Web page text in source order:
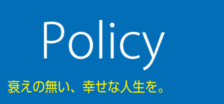
衰えの無い、幸せな人生を。